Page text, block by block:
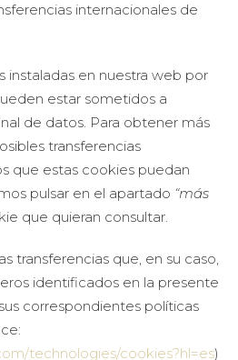
internacionales de
instaladas en nuestra web por
estar sometidos a
de datos. Para obtener más
transferencias
que estas cookies puedan
pulsar en el apartado “más
que quieran consultar.
transferencias que, en su caso,
identificados en la presente
correspondientes políticas
technologies/cookies?hl=es)